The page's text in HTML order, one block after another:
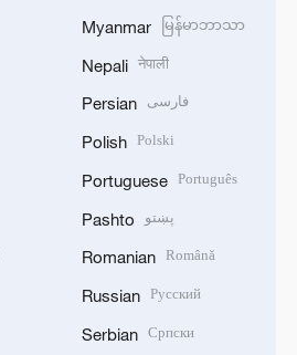
Myanmar မြန်မာဘာသာ
Nepali नेपाली
Persian فارسی
Polish Polski
Portuguese Português
Pashto پښتو
Romanian Română
Russian Русский
Serbian Српски